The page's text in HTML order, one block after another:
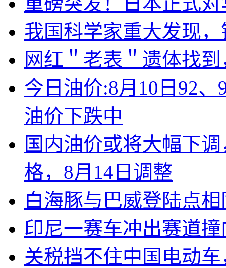
我国科学家重大发现
网红＂老表＂遗体找
今日油价:8月10日92
油价下跌中
国内油价或将大幅下
格，8月14日调整
白海豚与巴威登陆点相
印尼一赛车冲出赛道
关税挡不住中国电动